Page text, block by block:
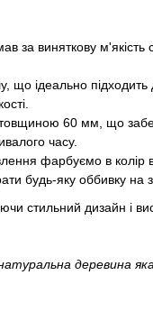
виняткову
що ідеально підходить
60 мм, що
часу.
фарбуємо в колір
будь-яку оббивку на
стильний дизайн і
деревина